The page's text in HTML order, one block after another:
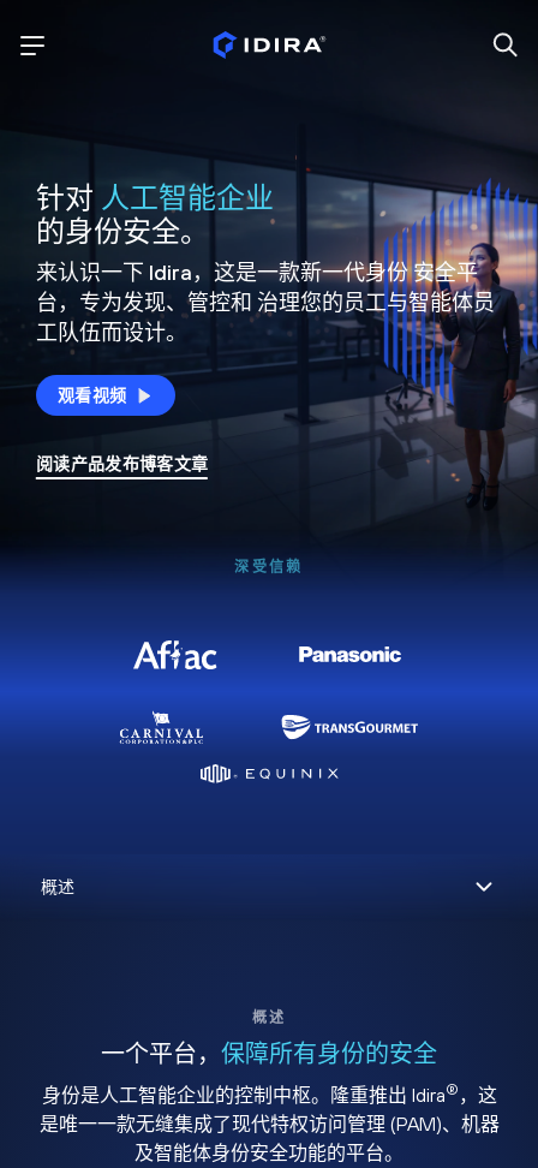
针对 人工智能企业
的身份安全。
来认识一下 Idira，这是一款新一代身份安全平
台，专为发现、管控和 治理您的员工与智能体员
工队伍而设计。
观看视频
阅读产品发布博客文章
深受信赖
概述
一个平台， 保障所有身份的安全
身份是人工智能企业的控制中枢。隆重推出 Idira® ，这
是唯一一款无缝集成了现代特权访问管理 (PAM)、机器
及智能体身份安全功能的平台。